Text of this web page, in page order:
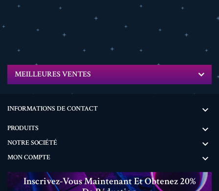
MEILLEURES VENTES
INFORMATIONS DE CONTACT 
PRODUITS 
NOTRE SOCIÉTÉ 
MON COMPTE 
Inscrivez-Vous Maintenant Et Obtenez 20%